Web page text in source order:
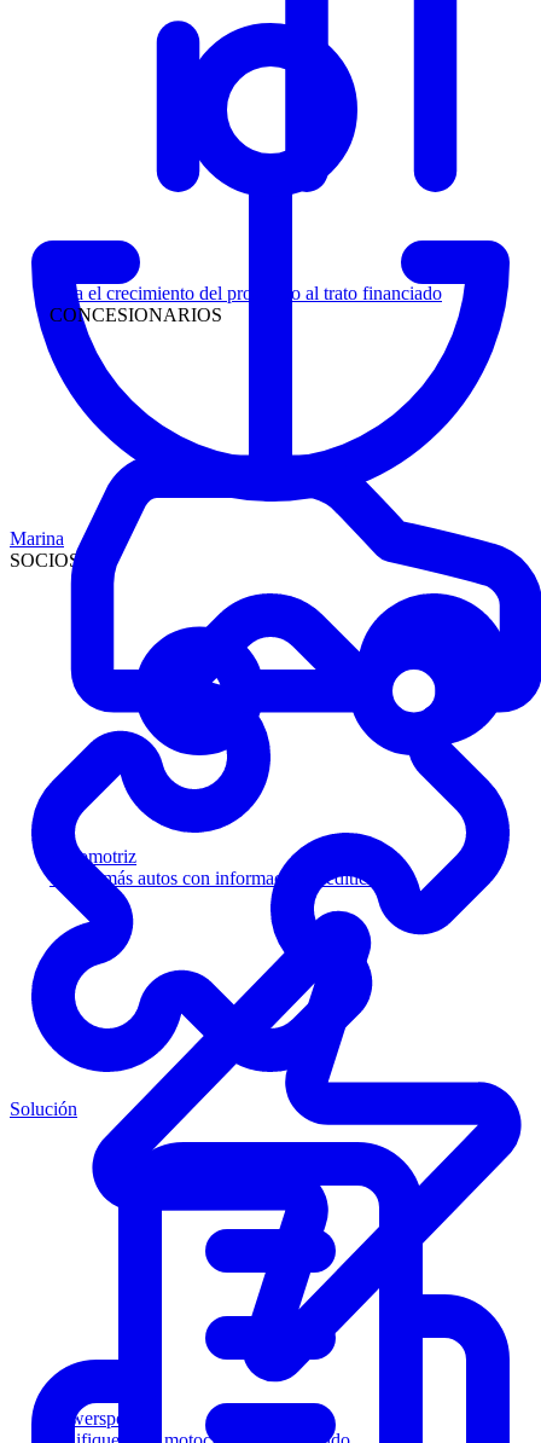
Siga el crecimiento del prospecto al trato financiado
CONCESIONARIOS
Automotriz
Venda más autos con información crediticia
Powersports
Marina
SOCIOS
Solución